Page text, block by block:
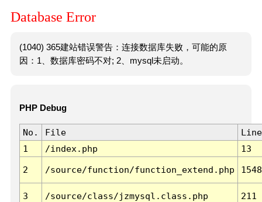
Database Error
(1040) 365建站错误警告：连接数据库失败，可能的原
因：1、数据库密码不对; 2、mysql未启动。
PHP Debug
No. File
Line
1
/index.php 13
2 /source/function/function_extend.php 1548
3 /source/class/jzmysql.class.php 211